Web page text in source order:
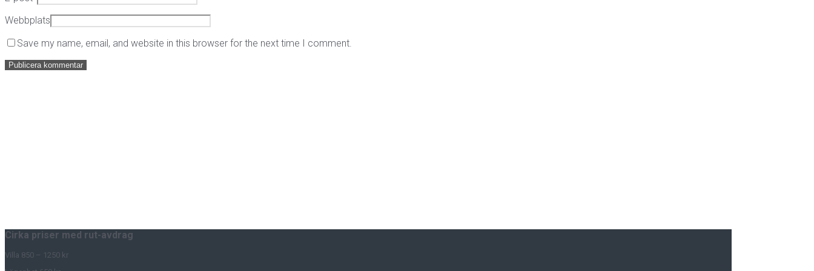
Webbplats
Save my name, email, and website in this browser for the next time I comment.
Cirka priser med rut-avdrag
Villa 850 – 1250 kr